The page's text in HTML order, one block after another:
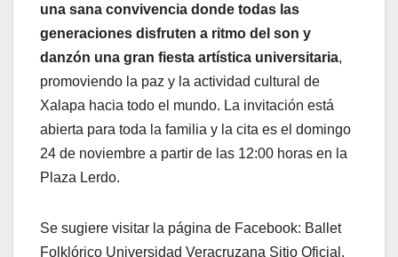
una sana convivencia donde todas las
generaciones disfruten a ritmo del son y
danzón una gran fiesta artística universitaria,
promoviendo la paz y la actividad cultural de
Xalapa hacia todo el mundo. La invitación está
abierta para toda la familia y la cita es el domingo
24 de noviembre a partir de las 12:00 horas en la
Plaza Lerdo.
Se sugiere visitar la página de Facebook: Ballet
Folklórico Universidad Veracruzana Sitio Oficial.